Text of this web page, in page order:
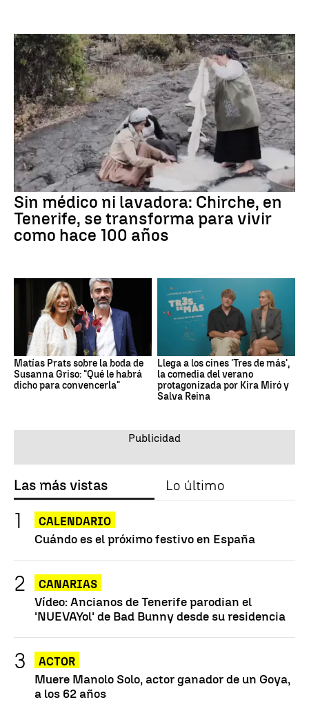
Sin médico ni lavadora: Chirche, en
Tenerife, se transforma para vivir
como hace 100 años
Matías Prats sobre la boda de
Susanna Griso: "Qué le habrá
dicho para convencerla"
Llega a los cines 'Tres de más',
la comedia del verano
protagonizada por Kira Miró y
Salva Reina
Las más vistas Lo último
CALENDARIO
Cuándo es el próximo festivo en España
CANARIAS
Vídeo: Ancianos de Tenerife parodian el
'NUEVAYol' de Bad Bunny desde su residencia
ACTOR
Muere Manolo Solo, actor ganador de un Goya,
a los 62 años